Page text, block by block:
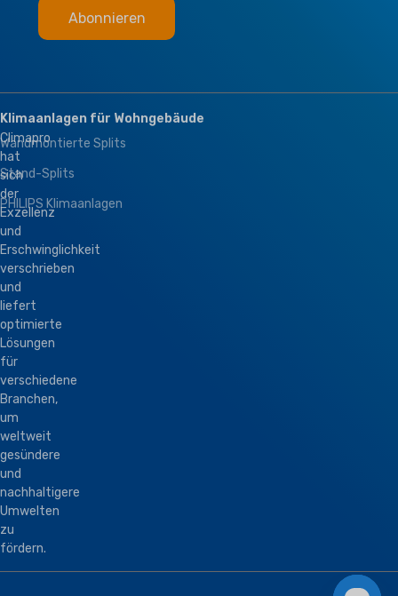
BMS Module,Remote Control
Climapro
hat
sich
der
Exzellenz
und
Erschwinglichkeit
verschrieben
und
liefert
optimierte
Lösungen
für
verschiedene
Branchen,
um
weltweit
gesündere
und
nachhaltigere
Umwelten
zu
fördern.
Klimaanlagen für Wohngebäude
Wandmontierte Splits
Stand-Splits
PHILIPS Klimaanlagen